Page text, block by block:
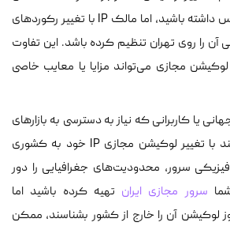
است سروری در قلب پاریس داشته باشید، اما مالک IP با تغییر رکوردهای
آن را روی تهران تنظیم کرده باشد. این تفاوت
مجازی می‌تواند مزایا یا معایب خاصی
یا کاربرانی که نیاز به دسترسی به بازارهای
بین‌المللی دارند، می‌توانند با تغییر لوکیشن مجازی IP خود به کشوری
سرور، محدودیت‌های جغرافیایی را دور
سرور مجازی ایران تهیه کرده باشید اما
لوکیشن آن را خارج از کشور بشناسند، ممکن